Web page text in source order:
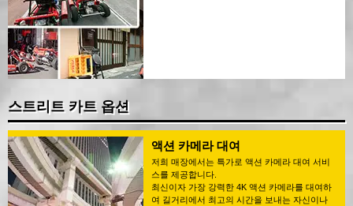
스트리트 카트 옵션
액션 카메라 대여
저희 매장에서는 특가로 액션 카메라 대여 서비
스를 제공합니다.
최신이자 가장 강력한 4K 액션 카메라를 대여하
여 길거리에서 최고의 시간을 보내는 자신이나